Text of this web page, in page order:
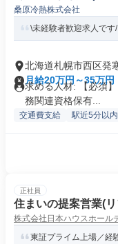
桑原冷熱株式会社
\未経験者歓迎求人です/
北海道札幌市西区発
月給20万円～35万円
求める人材: 【必須
務関連資格保有...
交通費支給 駅近5分以内
正社員
住まいの提案営業(
株式会社日本ハウスホール
東証プライム上場／経